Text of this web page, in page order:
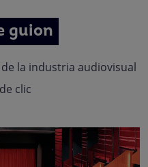
guion
la industria audiovisual
clic